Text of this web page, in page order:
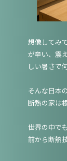
想像してみ
が辛い、震
しい暑さで
そんな日本
断熱の家は
世界の中で
前から断熱